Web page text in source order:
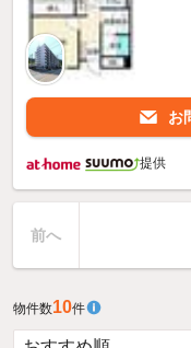
お
提供
前へ
物件数10件